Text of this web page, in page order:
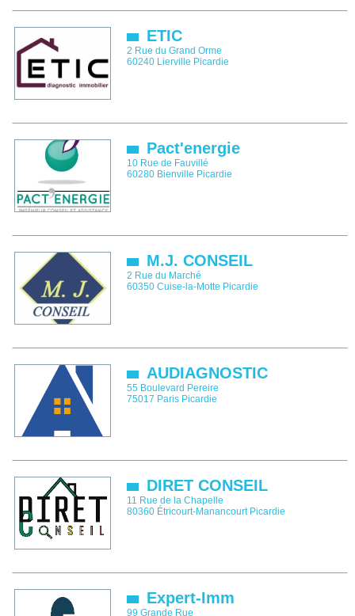
ETIC
2 Rue du Grand Orme
60240 Lierville Picardie
Pact'energie
10 Rue de Fauvillé
60280 Bienville Picardie
M.J. CONSEIL
2 Rue du Marché
60350 Cuise-la-Motte Picardie
AUDIAGNOSTIC
55 Boulevard Pereire
75017 Paris Picardie
DIRET CONSEIL
11 Rue de la Chapelle
80360 Étricourt-Manancourt Picardie
Expert-Imm
99 Grande Rue